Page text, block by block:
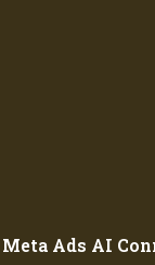
Meta Ads AI